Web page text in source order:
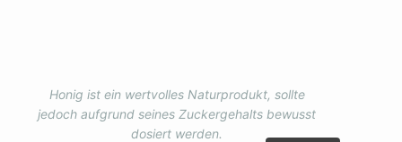
Honig ist ein wertvolles Naturprodukt, sollte
jedoch aufgrund seines Zuckergehalts bewusst
dosiert werden.